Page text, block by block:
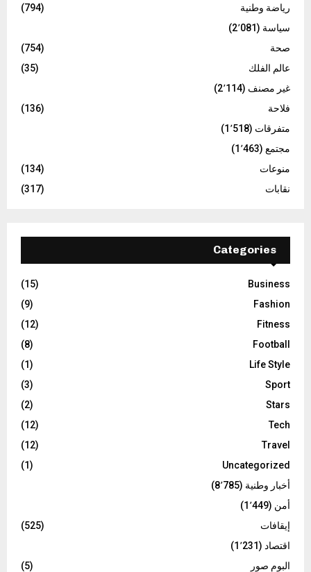
رياضة وطنية
(794)
سياسة (2٬081)
صحة
(754)
عالم الفلك
(35)
غير مصنف (2٬114)
فلاحة
(136)
متفرقات (1٬518)
مجتمع (1٬463)
منوعات
(134)
نقابات
(317)
Categories
Business
(15)
Fashion
(9)
Fitness
(12)
Football
(8)
Life Style
(1)
Sport
(3)
Stars
(2)
Tech
(12)
Travel
(12)
Uncategorized
(1)
أخبار وطنية (8٬785)
أمن (1٬449)
إيقافات
(525)
اقتصاد (1٬231)
البوم صور
(5)